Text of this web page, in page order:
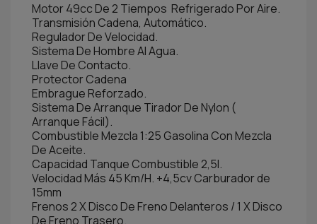
Motor 49cc De 2 Tiempos Refrigerado Por Aire.
Transmisión Cadena, Automático.
Regulador De Velocidad.
Sistema De Hombre Al Agua.
Llave De Contacto.
Protector Cadena
Embrague Reforzado.
Sistema De Arranque Tirador De Nylon (
Arranque Fácil).
Combustible Mezcla 1:25 Gasolina Con Mezcla
De Aceite.
Capacidad Tanque Combustible 2,5l.
Velocidad Más 45 Km/H. +4,5cv Carburador de
15mm
Frenos 2 X Disco De Freno Delanteros / 1 X Disco
De Freno Trasero.